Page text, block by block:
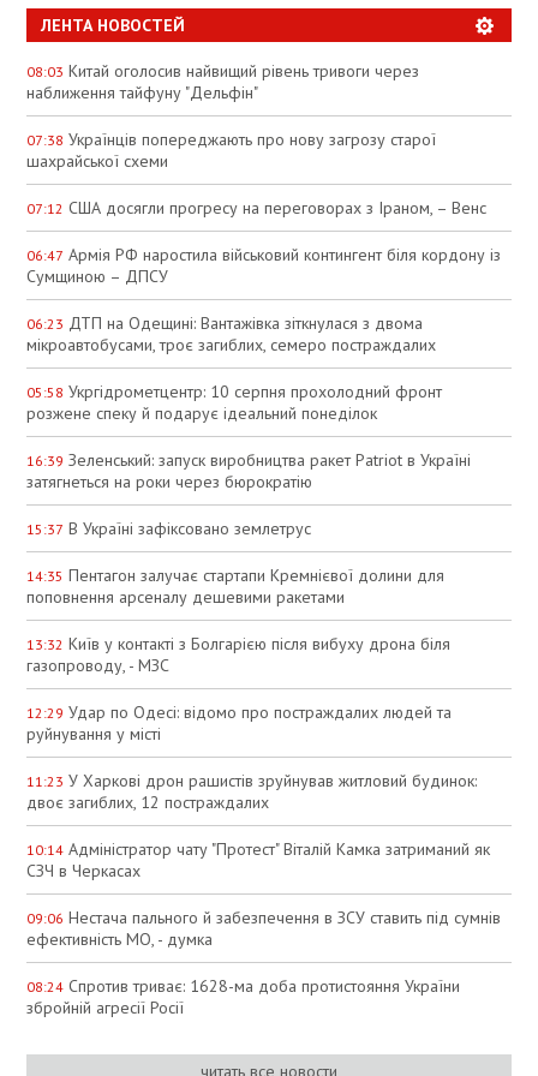
ЛЕНТА НОВОСТЕЙ
08:03 Китай оголосив найвищий рівень тривоги через
наближення тайфуну "Дельфін"
07:38 Українців попереджають про нову загрозу старої
шахрайської схеми
07:12 США досягли прогресу на переговорах з Іраном, – Венс
06:47 Армія РФ наростила військовий контингент біля кордону із
Сумщиною – ДПСУ
06:23 ДТП на Одещині: Вантажівка зіткнулася з двома
мікроавтобусами, троє загиблих, семеро постраждалих
05:58 Укргідрометцентр: 10 серпня прохолодний фронт
розжене спеку й подарує ідеальний понеділок
16:39 Зеленський: запуск виробництва ракет Patriot в Україні
затягнеться на роки через бюрократію
15:37 В Україні зафіксовано землетрус
14:35 Пентагон залучає стартапи Кремнієвої долини для
поповнення арсеналу дешевими ракетами
13:32 Київ у контакті з Болгарією після вибуху дрона біля
газопроводу, - МЗС
12:29 Удар по Одесі: відомо про постраждалих людей та
руйнування у місті
11:23 У Харкові дрон рашистів зруйнував житловий будинок:
двоє загиблих, 12 постраждалих
10:14 Адміністратор чату "Протест" Віталій Камка затриманий як
СЗЧ в Черкасах
09:06 Нестача пального й забезпечення в ЗСУ ставить під сумнів
ефективність МО, - думка
08:24 Спротив триває: 1628-ма доба протистояння України
збройній агресії Росії
читать все новости